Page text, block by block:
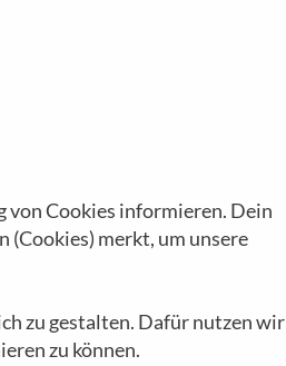
von Cookies informieren. Dein
merkt, um unsere
zu gestalten. Dafür nutzen wir
zu können.